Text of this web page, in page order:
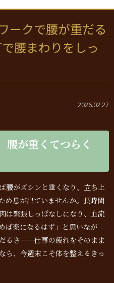
ークで腰が重だる
腰まわりをしっ
2026.02.27
腰が重くてつらく
腰がズシンと重くなり、立ち上
め息が出ていませんか。長時間
は緊張しっぱなしになり、血流
ば楽になるはず」と思いなが
るさ——仕事の疲れをそのまま
ら、今週末こそ体を整えるきっ